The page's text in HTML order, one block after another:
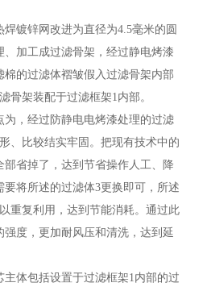
镀锌网改进为直径为4.5毫米的圆
加工成过滤骨架，经过静电烤漆
的过滤体褶皱假入过滤骨架内部
骨架装配于过滤框架1内部。
，经过防静电电烤漆处理的过滤
、比较结实牢固。把现有技术中的
省掉了，达到节省操作人工、降
将所述的过滤体3更换即可，所述
重复利用，达到节能消耗。通过此
度，更加耐风压和清洗，达到延
体包括设置于过滤框架1内部的过